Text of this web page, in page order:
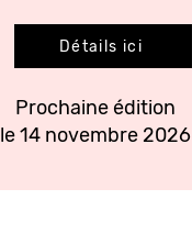
Détails ici
Prochaine édition
le 14 novembre 2026